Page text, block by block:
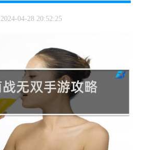
2024-04-28 20:52:25